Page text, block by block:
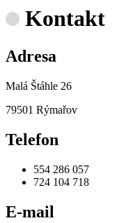
Kontakt
Adresa
Malá Štáhle 26
79501 Rýmařov
Telefon
554 286 057
724 104 718
E-mail